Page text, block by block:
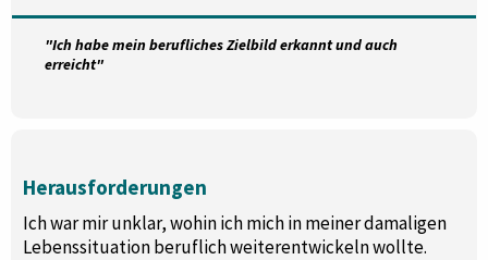
"Ich habe mein berufliches Zielbild erkannt und auch
erreicht"
Herausforderungen
Ich war mir unklar, wohin ich mich in meiner damaligen
Lebenssituation beruflich weiterentwickeln wollte.